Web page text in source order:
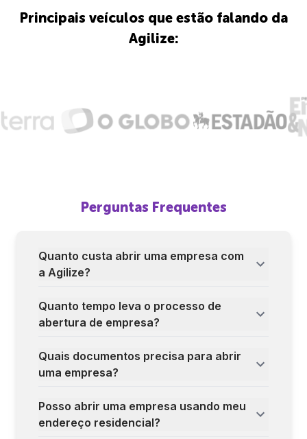
Principais veículos que estão falando da
Agilize:
Perguntas Frequentes
Quanto custa abrir uma empresa com
a Agilize?
Quanto tempo leva o processo de
abertura de empresa?
Quais documentos precisa para abrir
uma empresa?
Posso abrir uma empresa usando meu
endereço residencial?